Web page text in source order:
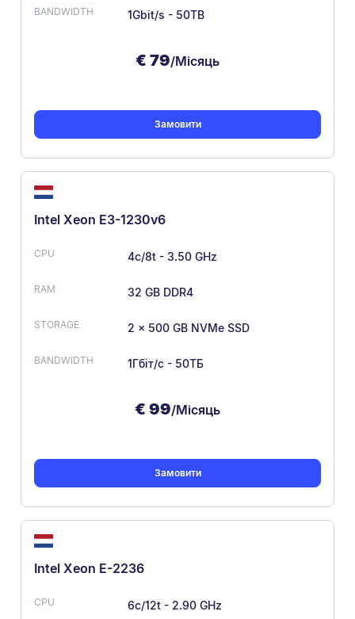
1Gbit/s - 50TB
€ 79/Місяць
Замовити
Intel Xeon E3-1230v6
4c/8t - 3.50 GHz
32 GB DDR4
2 x 500 GB NVMe SSD
1Гбіт/с - 50ТБ
€ 99/Місяць
Замовити
Intel Xeon E-2236
6c/12t - 2.90 GHz